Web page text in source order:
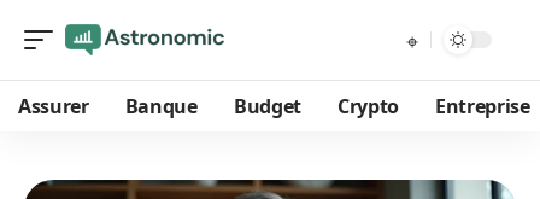
Assurer Banque Budget Crypto Entreprise